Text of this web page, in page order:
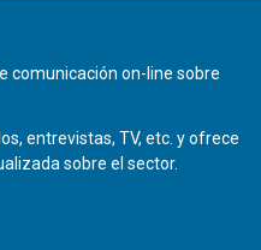
comunicación on-line sobre
entrevistas, TV, etc. y ofrece
sobre el sector.